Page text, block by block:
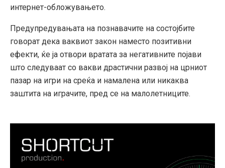
интернет-обложувањето.
Предупредувањата на познавачите на состојбите
говорат дека ваквиот закон наместо позитивни
ефекти, ќе ја отвори вратата за негативните појави
што следуваат со вакви драстични развој на црниот
пазар на игри на среќа и намалена или никаква
заштита на играчите, пред се на малолетниците.